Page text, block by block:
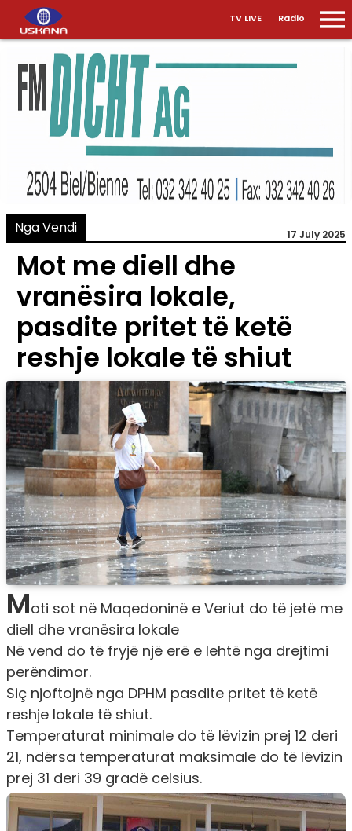
TV LIVE Radio
Nga Vendi 17 July 2025
Mot me diell dhe
vranësira lokale,
pasdite pritet të ketë
reshje lokale të shiut
Moti sot në Maqedoninë e Veriut do të jetë me
diell dhe vranësira lokale
Në vend do të fryjë një erë e lehtë nga drejtimi
perëndimor.
Siç njoftojnë nga DPHM pasdite pritet të ketë
reshje lokale të shiut.
Temperaturat minimale do të lëvizin prej 12 deri
21, ndërsa temperaturat maksimale do të lëvizin
prej 31 deri 39 gradë celsius.